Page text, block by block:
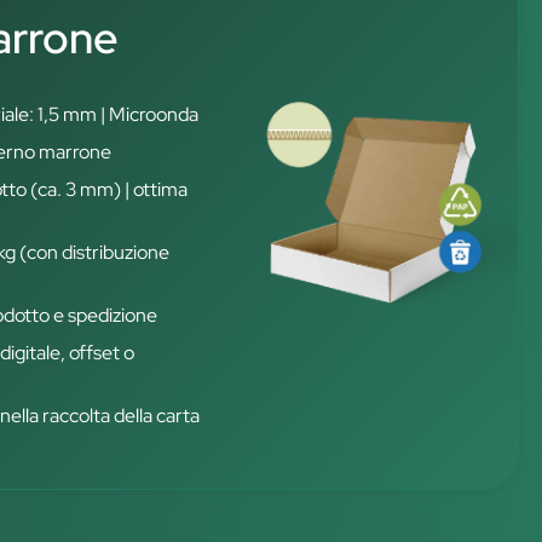
1,5 mm | Microonda
marrone
(ca. 3 mm) | ottima
(con distribuzione
e spedizione
offset o
raccolta della carta